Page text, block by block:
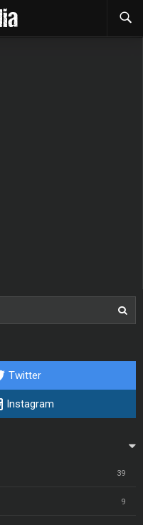
Twitter
Instagram
39
9